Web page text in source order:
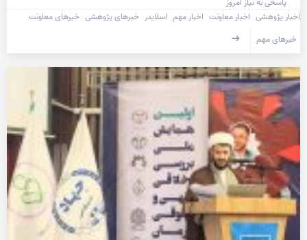
اخبار پژوهشی اخبار معاونت اخبار مهم اسلایدر خبرهای پژوهشی خبرهای معاونت
خبرهای مهم